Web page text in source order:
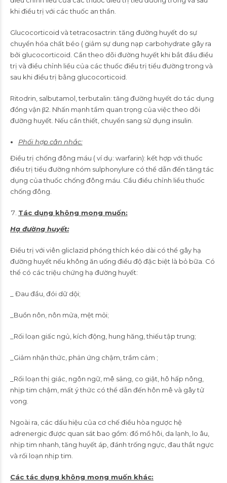
khi điều trị với các thuốc an thần.
Glucocorticoid và tetracosactrin: tăng đường huyết do sự
chuyển hóa chất béo ( giảm sự dung nạp carbohydrate gây ra
bởi glucocorticoid. Cần theo dõi đường huyết khi bắt đầu điều
trị và điều chỉnh liều của các thuốc điều trị tiểu đường trong và
sau khi điều trị bằng glucocorticoid.
Ritodrin, salbutamol, terbutalin: tăng đường huyết do tác dụng
đồng vận β2. Nhấn mạnh tầm quan trọng của việc theo dõi
đường huyết. Nếu cần thiết, chuyển sang sử dụng insulin.
Phối hợp cân nhắc:
Điều trị chống đông máu ( ví dụ: warfarin): kết hợp với thuốc
điều trị tiểu đường nhóm sulphonylure có thể dẫn đến tăng tác
dụng của thuốc chống đông máu. Cầu điều chỉnh liều thuốc
chống đông.
Tác dụng không mong muốn:
Hạ đường huyết:
Điều trị với viên gliclazid phóng thích kéo dài có thể gây hạ
đường huyết nếu không ăn uống điều độ đặc biệt là bỏ bữa. Có
thể có các triệu chứng hạ đường huyết:
_ Đau đầu, đói dữ dội;
_Buồn nôn, nôn mửa, mệt mỏi;
_Rối loạn giấc ngủ, kích động, hung hăng, thiếu tập trung;
_Giảm nhận thức, phản ứng chậm, trầm cảm ;
_Rối loạn thị giác, ngôn ngữ, mê sảng, co giật, hô hấp nông,
nhịp tim chậm, mất ý thức có thể dẫn đến hôn mê và gây tử
vong.
Ngoài ra, các dấu hiệu của cơ chế điều hòa ngược hệ
adrenergic được quan sát bao gồm: đổ mồ hôi, da lạnh, lo âu,
nhịp tim nhanh, tăng huyết áp, đánh trống ngực, đau thắt ngực
và rối loạn nhịp tim.
Các tác dụng không mong muốn khác: